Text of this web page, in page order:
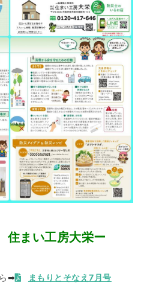
住まい工房大栄ー
➡
まもりとそなえ7月号